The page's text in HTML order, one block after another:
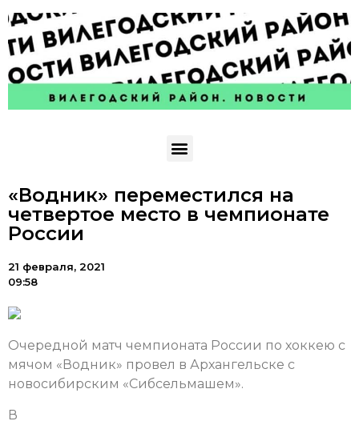
«Водник» переместился на
четвертое место в чемпионате
России
21 февраля, 2021
09:58
Очередной матч чемпионата России по хоккею с
мячом «Водник» провел в Архангельске с
новосибирским «Сибсельмашем».
В